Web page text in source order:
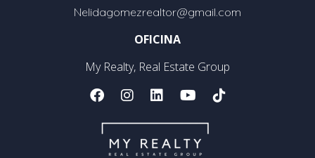
Nelidagomezrealtor@gmail.com
OFICINA
My Realty, Real Estate Group